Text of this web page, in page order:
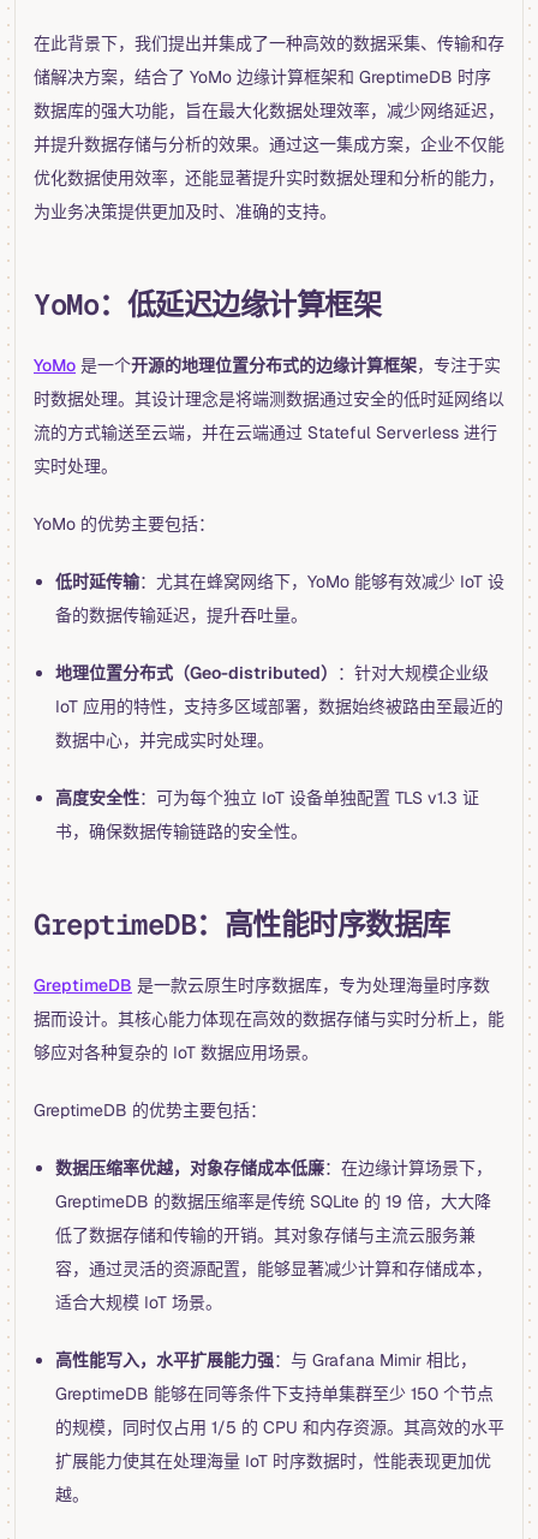
在此背景下，我们提出并集成了一种高效的数据采集、传输和存
储解决方案，结合了 YoMo 边缘计算框架和 GreptimeDB 时序
数据库的强大功能，旨在最大化数据处理效率，减少网络延迟，
并提升数据存储与分析的效果。通过这一集成方案，企业不仅能
优化数据使用效率，还能显著提升实时数据处理和分析的能力，
为业务决策提供更加及时、准确的支持。
YoMo：低延迟边缘计算框架
YoMo 是一个开源的地理位置分布式的边缘计算框架，专注于实
时数据处理。其设计理念是将端测数据通过安全的低时延网络以
流的方式输送至云端，并在云端通过 Stateful Serverless 进行
实时处理。
YoMo 的优势主要包括：
低时延传输：尤其在蜂窝网络下，YoMo 能够有效减少 IoT 设
备的数据传输延迟，提升吞吐量。
地理位置分布式（Geo-distributed）
：针对大规模企业级
IoT 应用的特性，支持多区域部署，数据始终被路由至最近的
数据中心，并完成实时处理。
高度安全性：可为每个独立 IoT 设备单独配置 TLS v1.3 证
书，确保数据传输链路的安全性。
GreptimeDB：高性能时序数据库
GreptimeDB 是一款云原生时序数据库，专为处理海量时序数
据而设计。其核心能力体现在高效的数据存储与实时分析上，能
够应对各种复杂的 IoT 数据应用场景。
GreptimeDB 的优势主要包括：
数据压缩率优越，对象存储成本低廉：在边缘计算场景下，
GreptimeDB 的数据压缩率是传统 SQLite 的 19 倍，大大降
低了数据存储和传输的开销。其对象存储与主流云服务兼
容，通过灵活的资源配置，能够显著减少计算和存储成本，
适合大规模 IoT 场景。
高性能写入，水平扩展能力强：与 Grafana Mimir 相比，
GreptimeDB 能够在同等条件下支持单集群至少 150 个节点
的规模，同时仅占用 1/5 的 CPU 和内存资源。其高效的水平
扩展能力使其在处理海量 IoT 时序数据时，性能表现更加优
越。